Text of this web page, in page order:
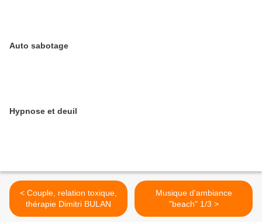
Auto sabotage
Hypnose et deuil
< Couple, relation toxique,
thérapie Dimitri BULAN
Musique d'ambiance
"beach" 1/3 >